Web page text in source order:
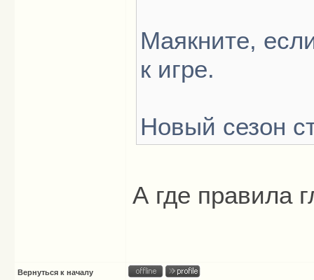
Маякните,
к игре.
Новый сезон
А где правила
Вернуться к началу